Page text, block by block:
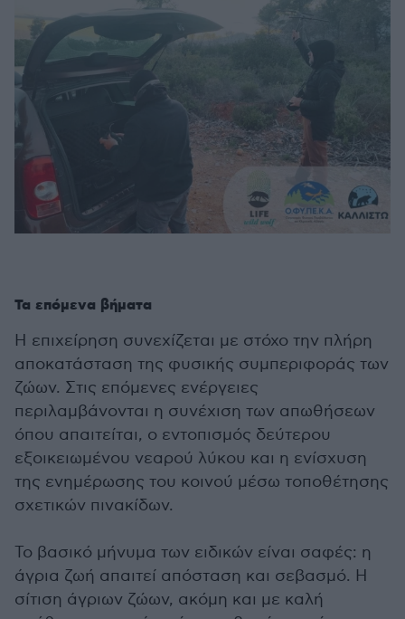
Τα επόμενα βήματα
Η επιχείρηση συνεχίζεται με στόχο την πλήρη
αποκατάσταση της φυσικής συμπεριφοράς των
ζώων. Στις επόμενες ενέργειες
περιλαμβάνονται η συνέχιση των απωθήσεων
όπου απαιτείται, ο εντοπισμός δεύτερου
εξοικειωμένου νεαρού λύκου και η ενίσχυση
της ενημέρωσης του κοινού μέσω τοποθέτησης
σχετικών πινακίδων.
Το βασικό μήνυμα των ειδικών είναι σαφές: η
άγρια ζωή απαιτεί απόσταση και σεβασμό. Η
σίτιση άγριων ζώων, ακόμη και με καλή